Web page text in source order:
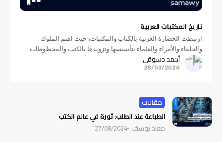
تاريخ المكتبات العربية
ارتبطت الحضارة العربية بالكتاب والمكتبات، حيث اهتم الملوك
والخلفاء والأمراء والعلماء بتأسيسها وتزويدها بالكتب والمخطوطات.
وهذا المقال يأخذنا في رحلة للتعرف على المكتبات العربية من بلاد
الرافدين والإسكندرية حتى بغداد
أحمد دسوقي
28/03/2024
مقالات
الطباعة عند الطلب: ثورة في عالم الكتب
معاذ يوسف 27/08/2024